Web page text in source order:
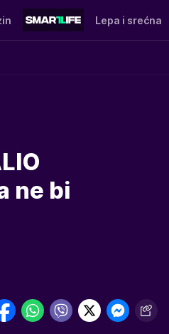
Lepa i srećna
ne bi